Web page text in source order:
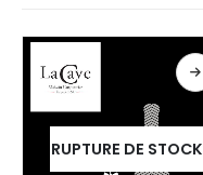
RUPTURE DE STOCK